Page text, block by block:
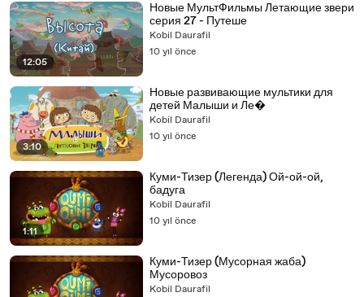
12:05
Новые МультФильмы Летающие звери
серия 27 - Путеше
Kobil Daurafil
10 yıl önce
3:10
Новые развивающие мультики для
детей Малыши и Ле�
Kobil Daurafil
10 yıl önce
1:11
Куми-Тизер (Легенда) Ой-ой-ой,
бадуга
Kobil Daurafil
10 yıl önce
Куми-Тизер (Мусорная жаба)
Мусоровоз
Kobil Daurafil